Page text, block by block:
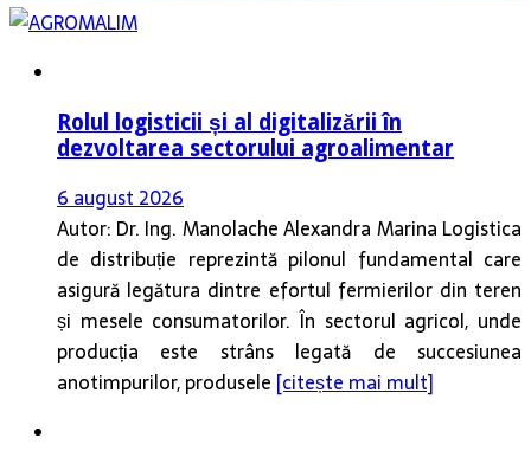
Rolul logisticii și al digitalizării în
dezvoltarea sectorului agroalimentar
6 august 2026
Autor: Dr. Ing. Manolache Alexandra Marina Logistica
de distribuție reprezintă pilonul fundamental care
asigură legătura dintre efortul fermierilor din teren
și mesele consumatorilor. În sectorul agricol, unde
producția este strâns legată de succesiunea
anotimpurilor, produsele [citește mai mult]